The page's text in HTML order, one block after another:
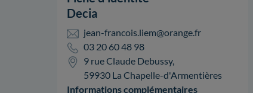
Decia
jean-francois.liem@orange.fr
03 20 60 48 98
9 rue Claude Debussy,
59930 La Chapelle-d'Armentières
Informations complémentaires